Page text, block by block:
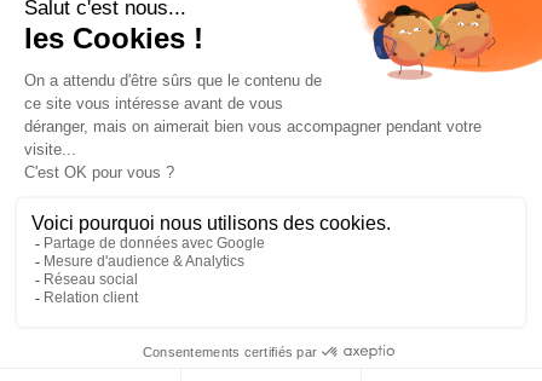
Conformité
Facturation
Automatisation de
la gestion des
factures
Guides et livres
blancs
Lexique
FAQ
© 2026 TRESO2. Tous droits réservés.
Mentions légales CGUPolitique de confidentialité
Politique de cookies